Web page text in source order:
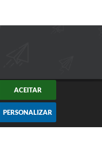
ACEITAR
PERSONALIZAR